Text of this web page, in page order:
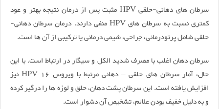
سرطان های دهانی-حلقی HPV مثبت پس از درمان نتیجه بهتر و عود
کمتری نسبت به سرطان های HPV منفی دارند. درمان سرطان دهانی-
حلقی شامل پرتودرمانی، جراحی، شیمی درمانی یا ترکیبی از آن ها است.
سرطان دهان اغلب با مصرف شدید الکل و سیگار در ارتباط است. با این
حال، آمار سرطان های حلقی – دهانی مرتبط با ویروس HPV 16 نیز
افزایش یافته است. این سرطان پشت دهان، حلق و لوزه ها را درگیر کرده
و به دلیل خفیف بودن علائم، تشخیص آن دشوار است.